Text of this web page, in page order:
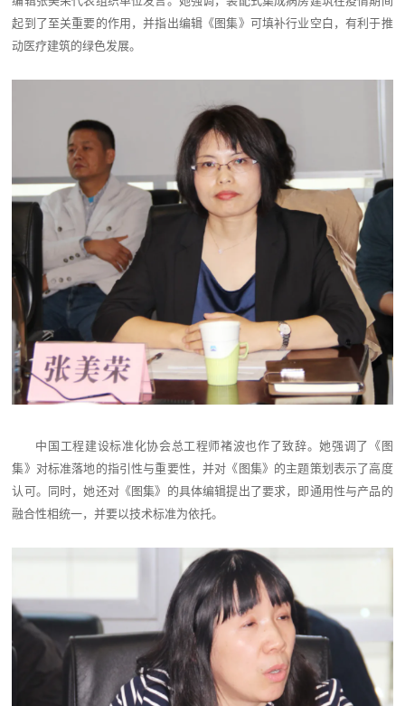
起到了至关重要的作用，并指出编辑《图集》可填补行业空白，有利于推
动医疗建筑的绿色发展。
中国工程建设标准化协会总工程师褚波也作了致辞。她强调了《图
集》对标准落地的指引性与重要性，并对《图集》的主题策划表示了高度
认可。同时，她还对《图集》的具体编辑提出了要求，即通用性与产品的
融合性相统一，并要以技术标准为依托。